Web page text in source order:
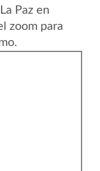
Paz en
zoom para